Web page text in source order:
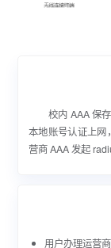
校内 AAA 保
本地账号认证上网
营商 AAA 发起
用户办理运营